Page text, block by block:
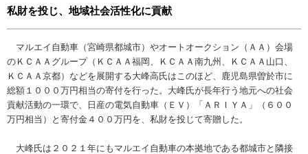
私財を投じ、地域社会活性化に貢献
マルエイ自動車（宮崎県都城市）やオートオークション（ＡＡ）会場
のＫＣＡＡグループ（ＫＣＡＡ福岡、ＫＣＡＡ南九州、ＫＣＡＡ山口、
ＫＣＡＡ京都）などを展開する大峰高氏はこのほど、鹿児島県曽於市に
総額１０００万円相当の寄付を行った。大峰氏が長年行う地元への社会
貢献活動の一環で、日産の電気自動車（ＥＶ）「ＡＲＩＹＡ」（６００
万円相当）と寄付金４００万円を、私財を投じて寄贈した。
大峰氏は２０２１年にもマルエイ自動車の本拠地である都城市と隣接